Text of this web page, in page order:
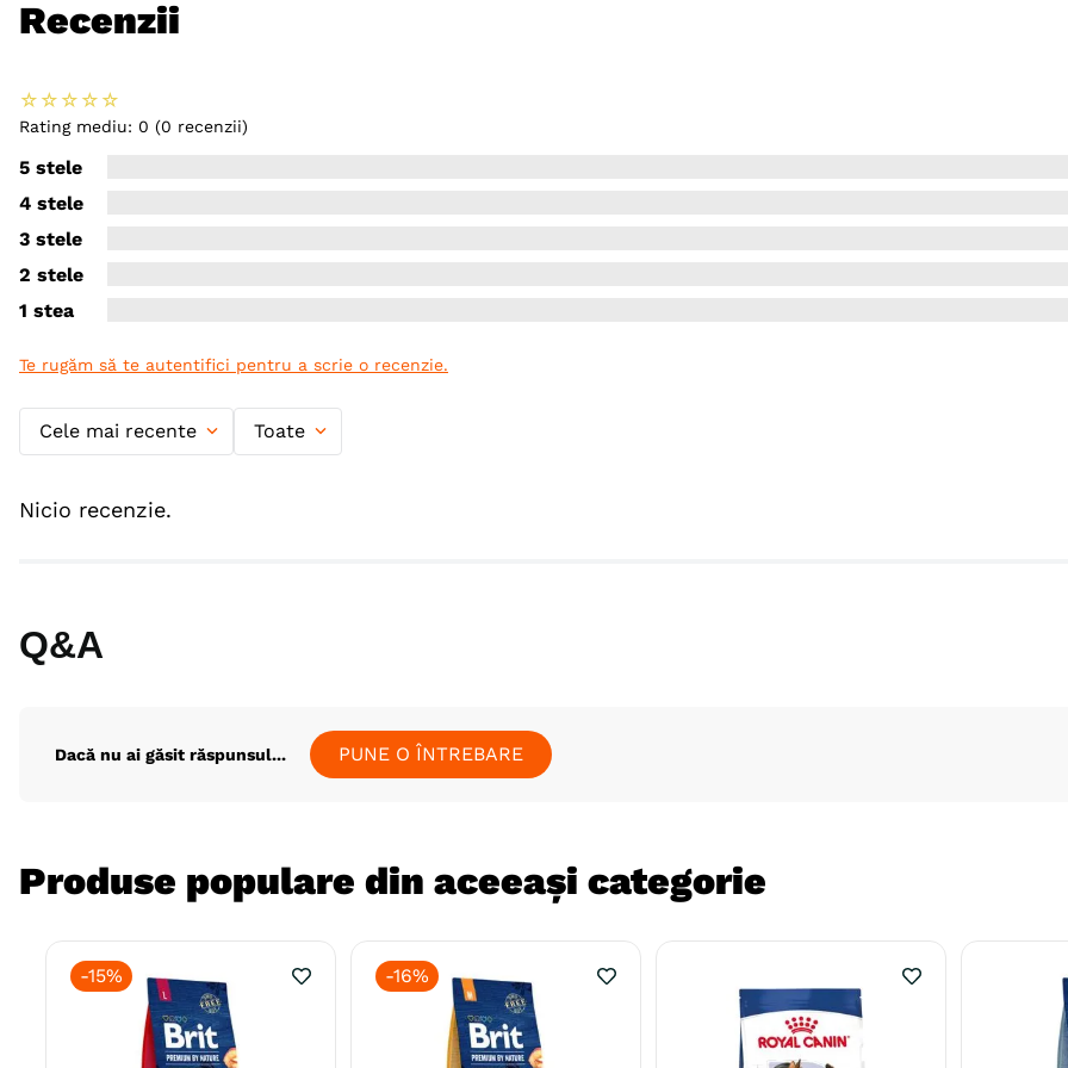
Recenzii
☆ ☆ ☆ ☆ ☆
Rating mediu: 0 (0 recenzii)
5 stele
4 stele
3 stele
2 stele
1 stea
Te rugăm să te autentifici pentru a scrie o recenzie.
Cele mai recente Toate
Nicio recenzie.
Q&A
Dacă nu ai găsit răspunsul... PUNE O ÎNTREBARE
Produse populare din aceeași categorie
-15% -16%